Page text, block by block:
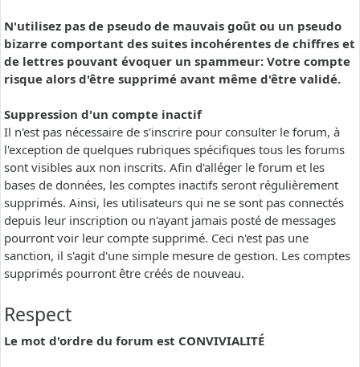
N'utilisez pas de pseudo de mauvais goût ou un pseudo
bizarre comportant des suites incohérentes de chiffres et
de lettres pouvant évoquer un spammeur: Votre compte
risque alors d'être supprimé avant même d'être validé.
Suppression d'un compte inactif
Il n'est pas nécessaire de s'inscrire pour consulter le forum, à
l'exception de quelques rubriques spécifiques tous les forums
sont visibles aux non inscrits. Afin d'alléger le forum et les
bases de données, les comptes inactifs seront régulièrement
supprimés. Ainsi, les utilisateurs qui ne se sont pas connectés
depuis leur inscription ou n'ayant jamais posté de messages
pourront voir leur compte supprimé. Ceci n'est pas une
sanction, il s'agit d'une simple mesure de gestion. Les comptes
supprimés pourront être créés de nouveau.
Respect
Le mot d'ordre du forum est CONVIVIALITÉ